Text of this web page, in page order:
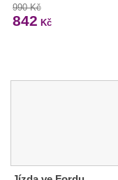
990 Kč
842 Kč